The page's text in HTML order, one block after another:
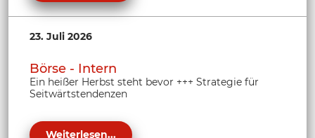
23. Juli 2026
Börse - Intern
Ein heißer Herbst steht bevor +++ Strategie für
Seitwärtstendenzen
Weiterlesen...